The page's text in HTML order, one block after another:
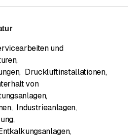
und
,
, Druckluftinstallationen,
von
,
, Industrieanlagen,
,
,